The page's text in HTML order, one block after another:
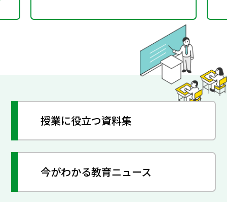
授業に役立つ資料集
今がわかる教育ニュース